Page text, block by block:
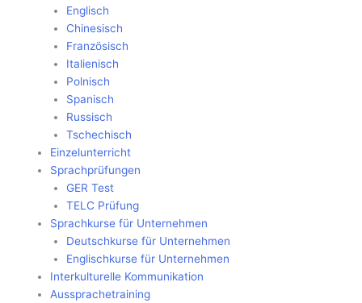
Englisch
Chinesisch
Französisch
Italienisch
Polnisch
Spanisch
Russisch
Tschechisch
Einzelunterricht
Sprachprüfungen
GER Test
TELC Prüfung
Sprachkurse für Unternehmen
Deutschkurse für Unternehmen
Englischkurse für Unternehmen
Interkulturelle Kommunikation
Aussprachetraining